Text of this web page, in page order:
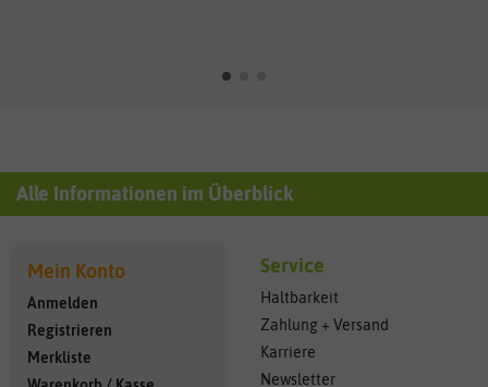
Alle Informationen im Überblick
Mein Konto
Anmelden
Registrieren
Merkliste
Service
Haltbarkeit
Zahlung + Versand
Karriere
Newsletter